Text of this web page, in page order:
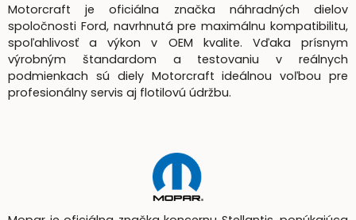
Motorcraft je oficiálna značka náhradných dielov
spoločnosti Ford, navrhnutá pre maximálnu kompatibilitu,
spoľahlivosť a výkon v OEM kvalite. Vďaka prísnym
výrobným štandardom a testovaniu v reálnych
podmienkach sú diely Motorcraft ideálnou voľbou pre
profesionálny servis aj flotilovú údržbu.